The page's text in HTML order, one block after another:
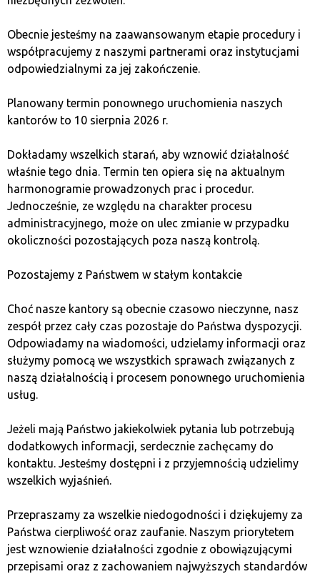
зумовлена соціальними мережами та підтримкою
криптовалюту перспективною для майбутнього.
Dogecoin є гарним вибором для майнерів, які
шукають криптовалюту з широким застосуванням
Ethereum Classic — це хардфорк Ethereum, який
зберігає традиційний механізм Proof of Work.
Майнінг ETC можливий як за допомогою GPU, так і
ASIC, що робить його доступним для широкого кола
майнерів. ETC пропонує привабливі нагороди за
привертає нових учасників. Проте варто пам’ятати,
впливати на ліквідність ринку.
7. Ravencoin (RVN)
Ravencoin створено для швидкого трансферу
цифрових активів. Завдяки алгоритму KAWPOW RVN
стійкий до ASIC, що дозволяє майнінг за допомогою
CPU і GPU. Ravencoin є ідеальним вибором для
домашніх майнерів, які лише починають знайомство
з майнінгом. Проте варто пам’ятати, що RVN
характеризується високою волатильністю цін, що
може впливати на рентабельність у
короткостроковій перспективі. Сильна підтримка
спільноти додає довіри до цього проєкту.
Obecnie jesteśmy na zaawansowanym etapie procedury i
współpracujemy z naszymi partnerami oraz instytucjami
odpowiedzialnymi za jej zakończenie.
Planowany termin ponownego uruchomienia naszych
kantorów to 10 sierpnia 2026 r.
Dokładamy wszelkich starań, aby wznowić działalność
właśnie tego dnia. Termin ten opiera się na aktualnym
harmonogramie prowadzonych prac i procedur.
Jednocześnie, ze względu na charakter procesu
administracyjnego, może on ulec zmianie w przypadku
okoliczności pozostających poza naszą kontrolą.
Pozostajemy z Państwem w stałym kontakcie
Choć nasze kantory są obecnie czasowo nieczynne, nasz
zespół przez cały czas pozostaje do Państwa dyspozycji.
Odpowiadamy na wiadomości, udzielamy informacji oraz
służymy pomocą we wszystkich sprawach związanych z
naszą działalnością i procesem ponownego uruchomienia
usług.
Jeżeli mają Państwo jakiekolwiek pytania lub potrzebują
dodatkowych informacji, serdecznie zachęcamy do
kontaktu. Jesteśmy dostępni i z przyjemnością udzielimy
wszelkich wyjaśnień.
Przepraszamy za wszelkie niedogodności i dziękujemy za
Państwa cierpliwość oraz zaufanie. Naszym priorytetem
jest wznowienie działalności zgodnie z obowiązującymi
przepisami oraz z zachowaniem najwyższych standardów